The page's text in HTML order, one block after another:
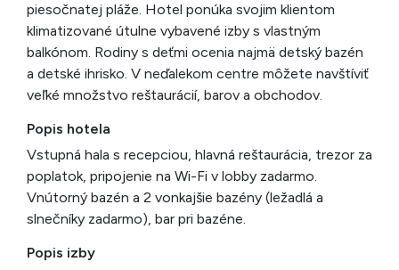
piesočnatej pláže. Hotel ponúka svojim klientom
klimatizované útulne vybavené izby s vlastným
balkónom. Rodiny s deťmi ocenia najmä detský bazén
a detské ihrisko. V neďalekom centre môžete navštíviť
veľké množstvo reštaurácií, barov a obchodov.
Popis hotela
Vstupná hala s recepciou, hlavná reštaurácia, trezor za
poplatok, pripojenie na Wi-Fi v lobby zadarmo.
Vnútorný bazén a 2 vonkajšie bazény (ležadlá a
slnečníky zadarmo), bar pri bazéne.
Popis izby